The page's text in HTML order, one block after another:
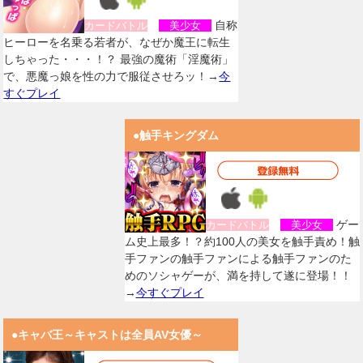
カードバトル 美少女
自称
ヒーローを名乗る若者が、なぜか魔王に転生
しちゃった・・・！？ 最強の魔術「淫魔術」
で、悪魔っ娘を性の力で服従させろッ！→今
すぐプレイ
●触手キングダム
カードバトル 美少女
ゲー
ム史上最多！？約100人の美女を触手責め！触
手ファンの触手ファンによる触手ファンのた
めのソシャゲーが、満を持して遂に登場！！
→今すぐプレイ
●キャバ王～キャストは全員AV女優～